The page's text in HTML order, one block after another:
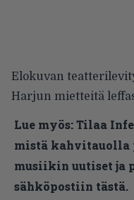
Elokuvan
Harjun mietteitä
Lue myös:Tilaa
mistä kahvitauolla
musiikin uutiset ja
sähköpostiin tästä.